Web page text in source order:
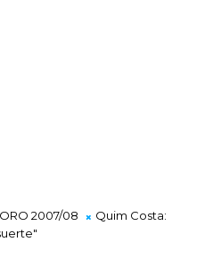
2007/08
Quim Costa: